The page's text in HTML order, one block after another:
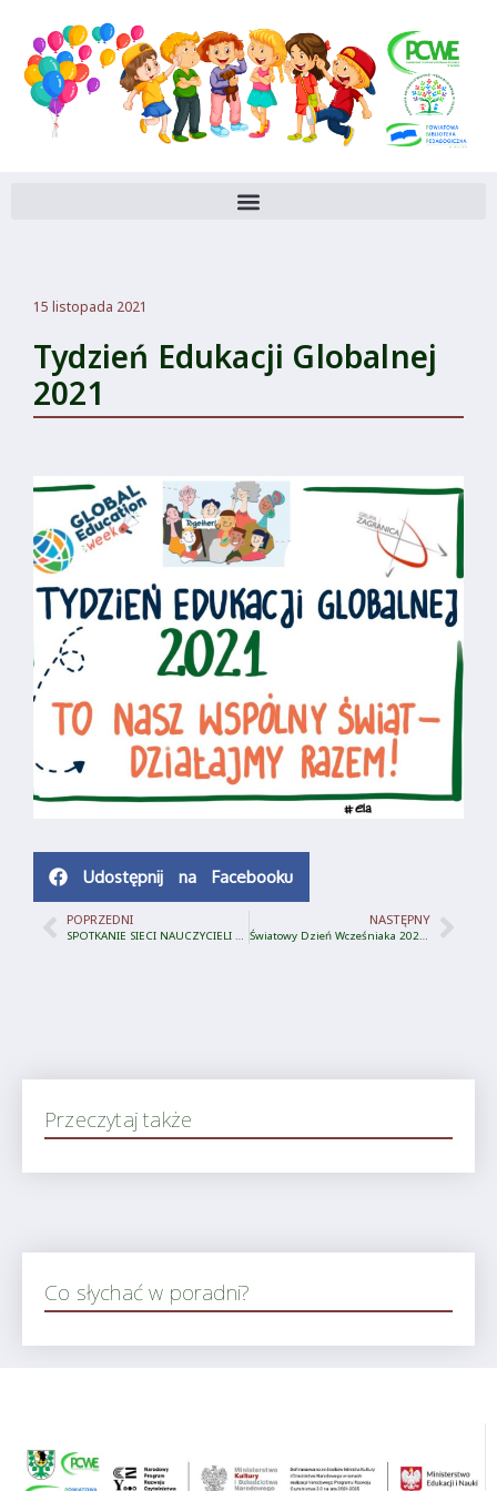
15 listopada 2021
Tydzień Edukacji Globalnej
2021
Udostępnij na Facebooku
POPRZEDNI
SPOTKANIE SIECI NAUCZYCIELI BIBLIOTEKARZY
NASTĘPNY
Światowy Dzień Wcześniaka 2021 – PCWE Olecko
Przeczytaj także
Co słychać w poradni?